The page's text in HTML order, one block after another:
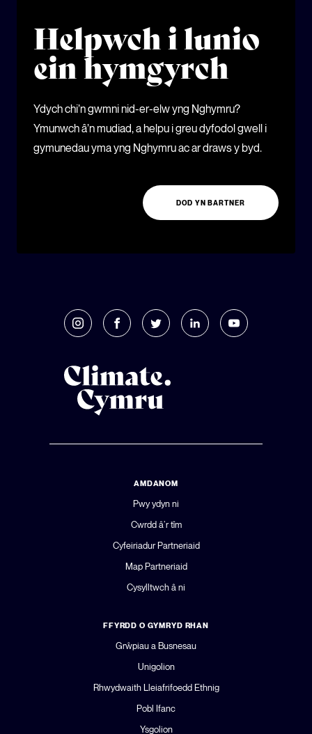
Helpwch i lunio
ein hymgyrch
Ydych chi’n gwmni nid-er-elw yng Nghymru?
Ymunwch â’n mudiad, a helpu i greu dyfodol gwell i
gymunedau yma yng Nghymru ac ar draws y byd.
DOD YN BARTNER
AMDANOM
Pwy ydyn ni
Cwrdd â’r tîm
Cyfeiriadur Partneriaid
Map Partneriaid
Cysylltwch â ni
FFYRDD O GYMRYD RHAN
Grŵpiau a Busnesau
Unigolion
Rhwydwaith Lleiafrifoedd Ethnig
Pobl Ifanc
Ysgolion